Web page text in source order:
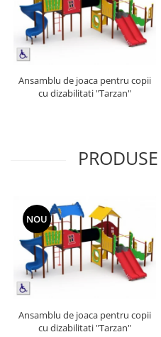
Ansamblu de joaca pentru copii
cu dizabilitati "Tarzan"
NOU
Ansamblu de joaca pentru copii
cu dizabilitati "Tarzan"